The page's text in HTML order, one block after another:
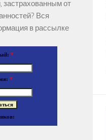
от
Вся
в рассылке
*
*